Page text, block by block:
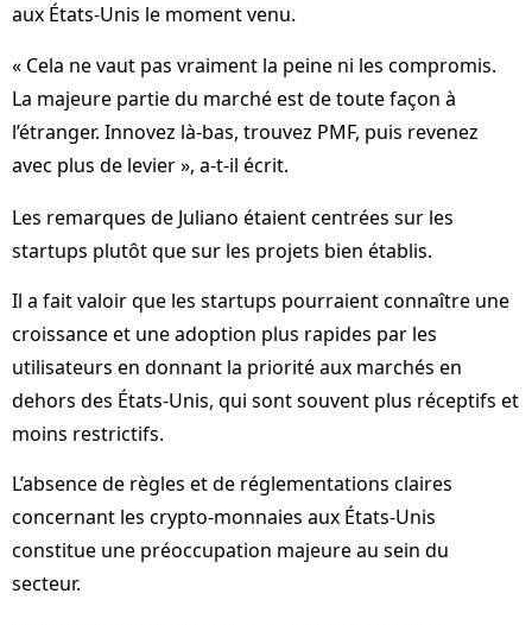
aux États-Unis le moment venu.
« Cela ne vaut pas vraiment la peine ni les compromis.
La majeure partie du marché est de toute façon à
l’étranger. Innovez là-bas, trouvez PMF, puis revenez
avec plus de levier », a-t-il écrit.
Les remarques de Juliano étaient centrées sur les
startups plutôt que sur les projets bien établis.
Il a fait valoir que les startups pourraient connaître une
croissance et une adoption plus rapides par les
utilisateurs en donnant la priorité aux marchés en
dehors des États-Unis, qui sont souvent plus réceptifs et
moins restrictifs.
L’absence de règles et de réglementations claires
concernant les crypto-monnaies aux États-Unis
constitue une préoccupation majeure au sein du
secteur.